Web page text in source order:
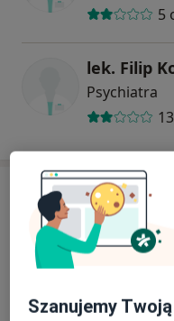
5
lek. Filip
Psychiatra
Adres
Szanujemy